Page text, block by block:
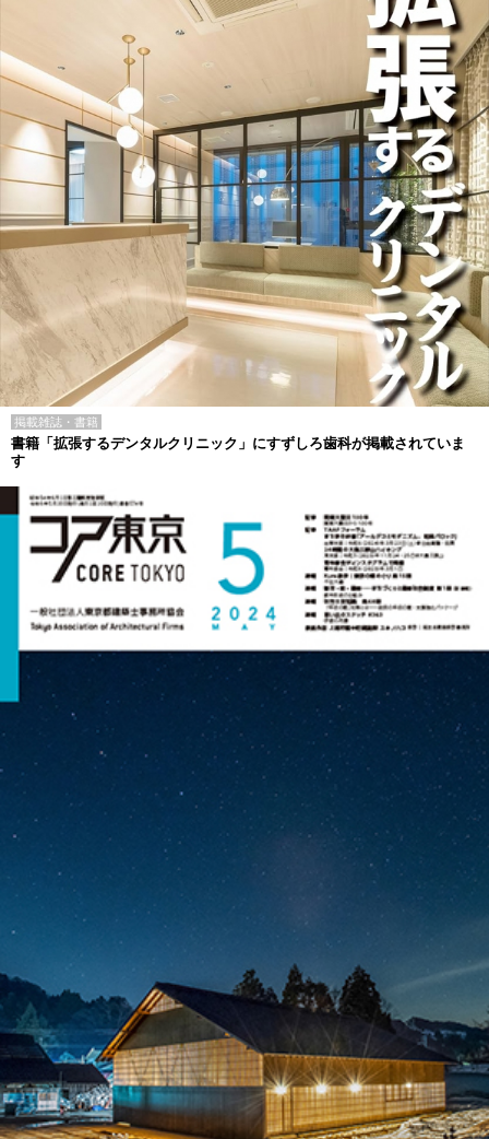
掲載雑誌・書籍
書籍「拡張するデンタルクリニック」にすずしろ歯科が掲載されていま
す